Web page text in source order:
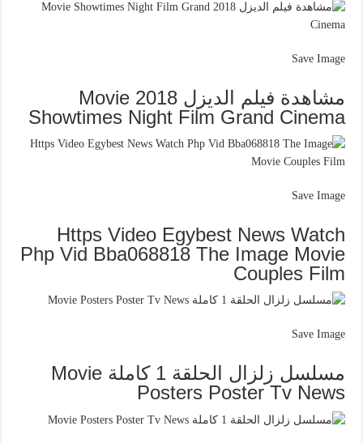
Save Image
مشاهدة فيلم الديزل 2018 Movie
Showtimes Night Film Grand Cinema
Save Image
Https Video Egybest News Watch
Php Vid Bba068818 The Image Movie
Couples Film
Save Image
مسلسل زلزال الحلقة 1 كاملة Movie
Posters Poster Tv News